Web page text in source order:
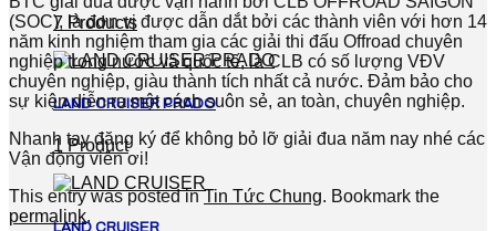
7 Products
LAND CRUISER PRADO
1 Product
LAND CRUISER
(SOC), là đơn vị được dẫn dắt bởi các thành viên với hơn 14
năm kinh nghiệm tham gia các giải thi đấu Offroad chuyên
nghiệp trong nước và quốc tế, là CLB có số lượng VĐV
chuyên nghiệp, giàu thành tích nhất cả nước. Đảm bảo cho
sự kiện diễn ra một cách suôn sẻ, an toàn, chuyên nghiệp.
Nhanh tay đăng ký để không bỏ lỡ giải đua năm nay nhé các
Vận động viên ơi!
This entry was posted inTin Tức Chung. Bookmark the
permalink.